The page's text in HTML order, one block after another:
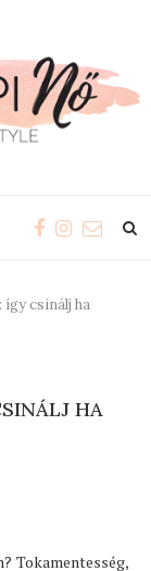
csinálj ha
HA
Tokamentesség,